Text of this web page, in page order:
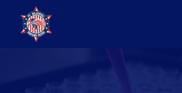
Langsung